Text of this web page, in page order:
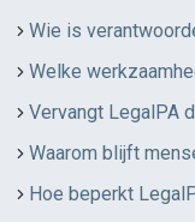
Wie is
Welke
Vervangt LegalPA
Waarom blijft
Hoe beperkt